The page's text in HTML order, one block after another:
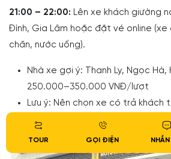
21:00 – 22:00: Lên xe khách giường
Đình, Gia Lâm hoặc đặt vé online (xe
chăn, nước uống).
Nhà xe gợi ý: Thanh Ly, Ngọc
250.000–350.000 VNĐ/lượt
Lưu ý: Nên chọn xe có trả khách
Cao Bằng để tiện thuê xe
TOUR GỌI ĐIỆN